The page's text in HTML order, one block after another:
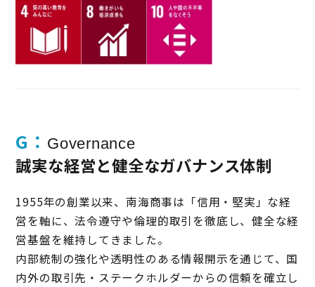
G： Governance
誠実な経営と健全なガバナンス体制
1955年の創業以来、南海商事は「信用・堅実」な経
営を軸に、法令遵守や倫理的取引を徹底し、健全な経
営基盤を維持してきました。
内部統制の強化や透明性のある情報開示を通じて、国
内外の取引先・ステークホルダーからの信頼を確立し